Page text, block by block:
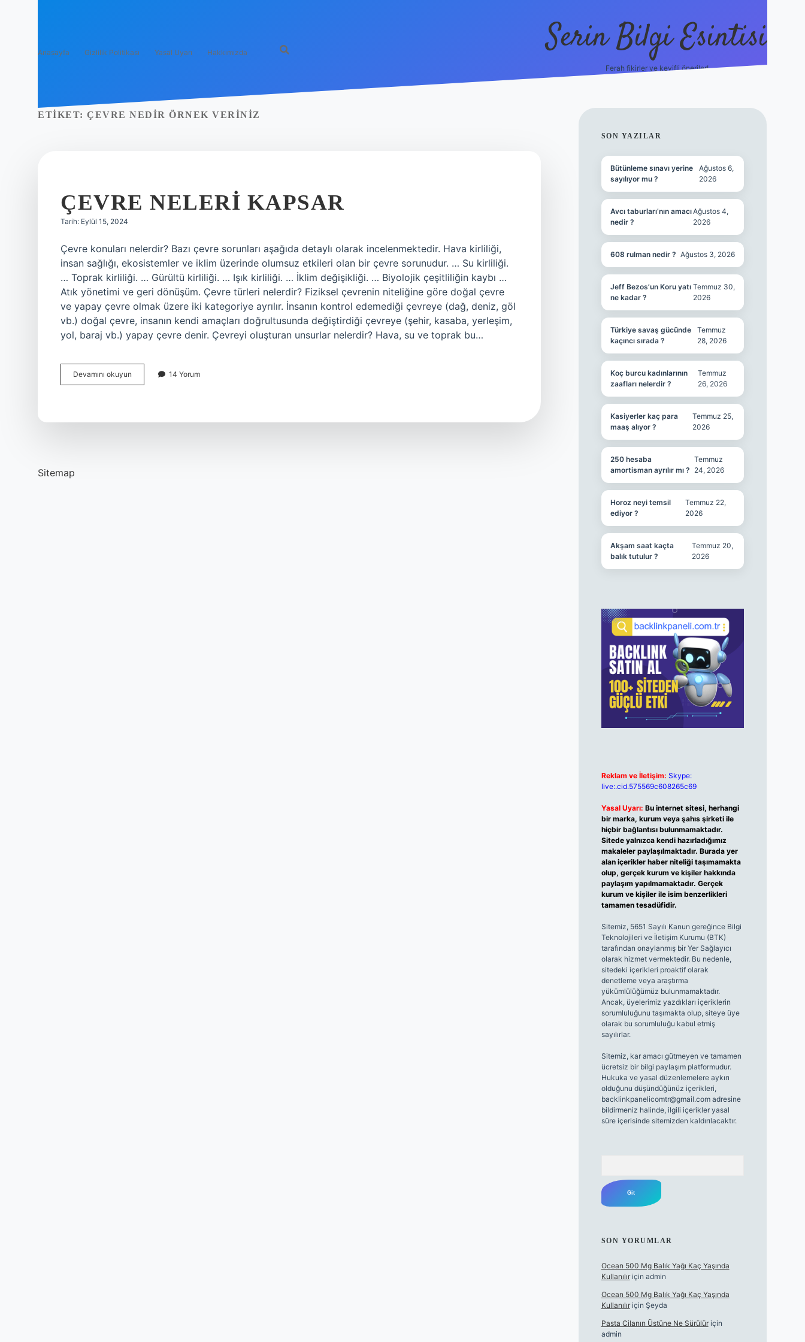
Anasayfa Gizlilik Politikası Yasal Uyarı Hakkımızda Serin Bilgi Esintisi
Ferah fikirler ve keyifli öneriler!
ETIKET: ÇEVRE NEDIR ÖRNEK VERINIZ
ÇEVRE NELERI KAPSAR
Tarih: Eylül 15, 2024
Çevre konuları nelerdir? Bazı çevre sorunları aşağıda detaylı olarak incelenmektedir. Hava kirliliği,
insan sağlığı, ekosistemler ve iklim üzerinde olumsuz etkileri olan bir çevre sorunudur. … Su kirliliği.
… Toprak kirliliği. … Gürültü kirliliği. … Işık kirliliği. … İklim değişikliği. … Biyolojik çeşitliliğin kaybı …
Atık yönetimi ve geri dönüşüm. Çevre türleri nelerdir? Fiziksel çevrenin niteliğine göre doğal çevre
ve yapay çevre olmak üzere iki kategoriye ayrılır. İnsanın kontrol edemediği çevreye (dağ, deniz, göl
vb.) doğal çevre, insanın kendi amaçları doğrultusunda değiştirdiği çevreye (şehir, kasaba, yerleşim,
yol, baraj vb.) yapay çevre denir. Çevreyi oluşturan unsurlar nelerdir? Hava, su ve toprak bu…
Devamını okuyun
Neleri
14 Yorum
Sitemap
SIDEBAR
SON YAZILAR
Bütünleme sınavı yerine
sayılıyor mu ?
Ağustos 6,
2026
Avcı taburları’nın amacı
nedir ?
Ağustos 4,
2026
608 rulman nedir ? Ağustos 3, 2026
Jeff Bezos’un Koru yatı
ne kadar ?
Temmuz 30,
2026
Türkiye savaş gücünde
kaçıncı sırada ?
Temmuz
28, 2026
Koç burcu kadınlarının
zaafları nelerdir ?
Temmuz
26, 2026
Kasiyerler kaç para
maaş alıyor ?
Temmuz 25,
2026
250 hesaba
amortisman ayrılır mı ?
Temmuz
24, 2026
Horoz neyi temsil
ediyor ?
Temmuz 22,
2026
Akşam saat kaçta
balık tutulur ?
Temmuz 20,
2026
Reklam ve İletişim: Skype:
live:.cid.575569c608265c69
Yasal Uyarı: Bu internet sitesi, herhangi
bir marka, kurum veya şahıs şirketi ile
hiçbir bağlantısı bulunmamaktadır.
Sitede yalnızca kendi hazırladığımız
makaleler paylaşılmaktadır. Burada yer
alan içerikler haber niteliği taşımamakta
olup, gerçek kurum ve kişiler hakkında
paylaşım yapılmamaktadır. Gerçek
kurum ve kişiler ile isim benzerlikleri
tamamen tesadüfidir.
Sitemiz, 5651 Sayılı Kanun gereğince Bilgi
Teknolojileri ve İletişim Kurumu (BTK)
tarafından onaylanmış bir Yer Sağlayıcı
olarak hizmet vermektedir. Bu nedenle,
sitedeki içerikleri proaktif olarak
denetleme veya araştırma
yükümlülüğümüz bulunmamaktadır.
Ancak, üyelerimiz yazdıkları içeriklerin
sorumluluğunu taşımakta olup, siteye üye
olarak bu sorumluluğu kabul etmiş
sayılırlar.
Sitemiz, kar amacı gütmeyen ve tamamen
ücretsiz bir bilgi paylaşım platformudur.
Hukuka ve yasal düzenlemelere aykırı
olduğunu düşündüğünüz içerikleri,
backlinkpanelicomtr@gmail.comadresine
bildirmeniz halinde, ilgili içerikler yasal
süre içerisinde sitemizden kaldırılacaktır.
SON YORUMLAR
Ocean 500 Mg Balık Yağı Kaç Yaşında
Kullanılıriçin admin
Ocean 500 Mg Balık Yağı Kaç Yaşında
Kullanılıriçin Şeyda
Pasta Cilanın Üstüne Ne Sürülüriçin
admin
ilbet giriş